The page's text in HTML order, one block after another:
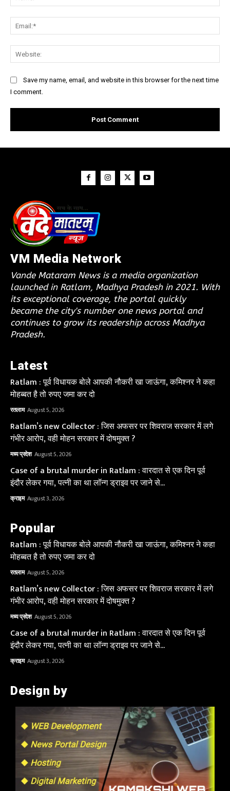
Save my name, email, and website in this browser for the next time
I comment.
VM Media Network
Vande Mataram News is a media organization
launched in Ratlam, Madhya Pradesh in 2021. With
its exceptional coverage, the portal quickly
became the city's number one news portal and
continues to grow its readership across Madhya
Pradesh.
Latest
Ratlam : पूर्व विधायक बोले आपकी नौकरी खा जाऊंगा, कमिश्नर ने कहा
मोहब्बत है तो रुपए जमा कर दो
रतलाम August 5, 2026
Ratlam’s new Collector : जिस अफसर पर शिवराज सरकार में लगे
गंभीर आरोप, वही मोहन सरकार में दोषमुक्त ?
मध्य प्रदेश August 5, 2026
Case of a brutal murder in Ratlam : वारदात से एक दिन पूर्व
इंदौर लेकर गया, पत्नी का था लॉन्ग ड्राइव पर जाने से...
क्राइम August 3, 2026
Popular
Ratlam : पूर्व विधायक बोले आपकी नौकरी खा जाऊंगा, कमिश्नर ने कहा
मोहब्बत है तो रुपए जमा कर दो
रतलाम August 5, 2026
Ratlam’s new Collector : जिस अफसर पर शिवराज सरकार में लगे
गंभीर आरोप, वही मोहन सरकार में दोषमुक्त ?
मध्य प्रदेश August 5, 2026
Case of a brutal murder in Ratlam : वारदात से एक दिन पूर्व
इंदौर लेकर गया, पत्नी का था लॉन्ग ड्राइव पर जाने से...
क्राइम August 3, 2026
Design by